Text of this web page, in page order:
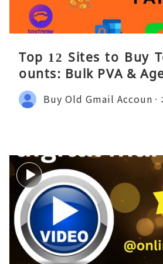
Top 12 Sites to Buy
ounts: Bulk PVA &
Buy Old Gmail Accoun